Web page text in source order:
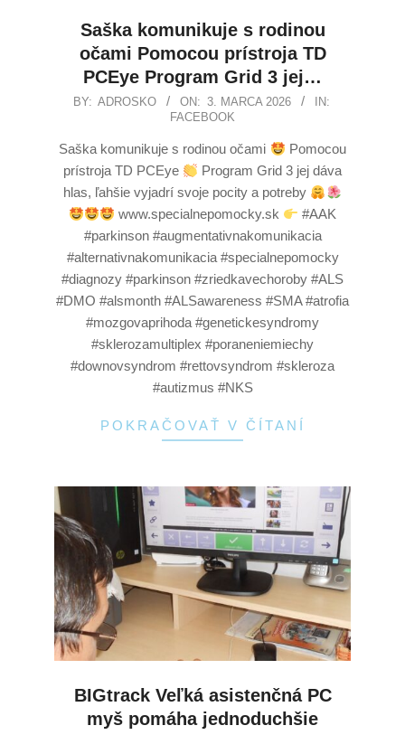
Saška komunikuje s rodinou
očami Pomocou prístroja TD
PCEye Program Grid 3 jej…
BY: ADROSKO ON: 3. MARCA 2026
IN:
FACEBOOK
Saška komunikuje s rodinou očami
Pomocou
prístroja TD PCEye
Program Grid 3 jej dáva
hlas, ľahšie vyjadrí svoje pocity a potreby
www.specialnepomocky.sk
#AAK
#parkinson #augmentativnakomunikacia
#alternativnakomunikacia #specialnepomocky
#diagnozy #parkinson #zriedkavechoroby #ALS
#DMO #alsmonth #ALSawareness #SMA #atrofia
#mozgovaprihoda #genetickesyndromy
#sklerozamultiplex #poraneniemiechy
#downovsyndrom #rettovsyndrom #skleroza
#autizmus #NKS
POKRAČOVAŤ V ČÍTANÍ
BIGtrack Veľká asistenčná PC
myš pomáha jednoduchšie